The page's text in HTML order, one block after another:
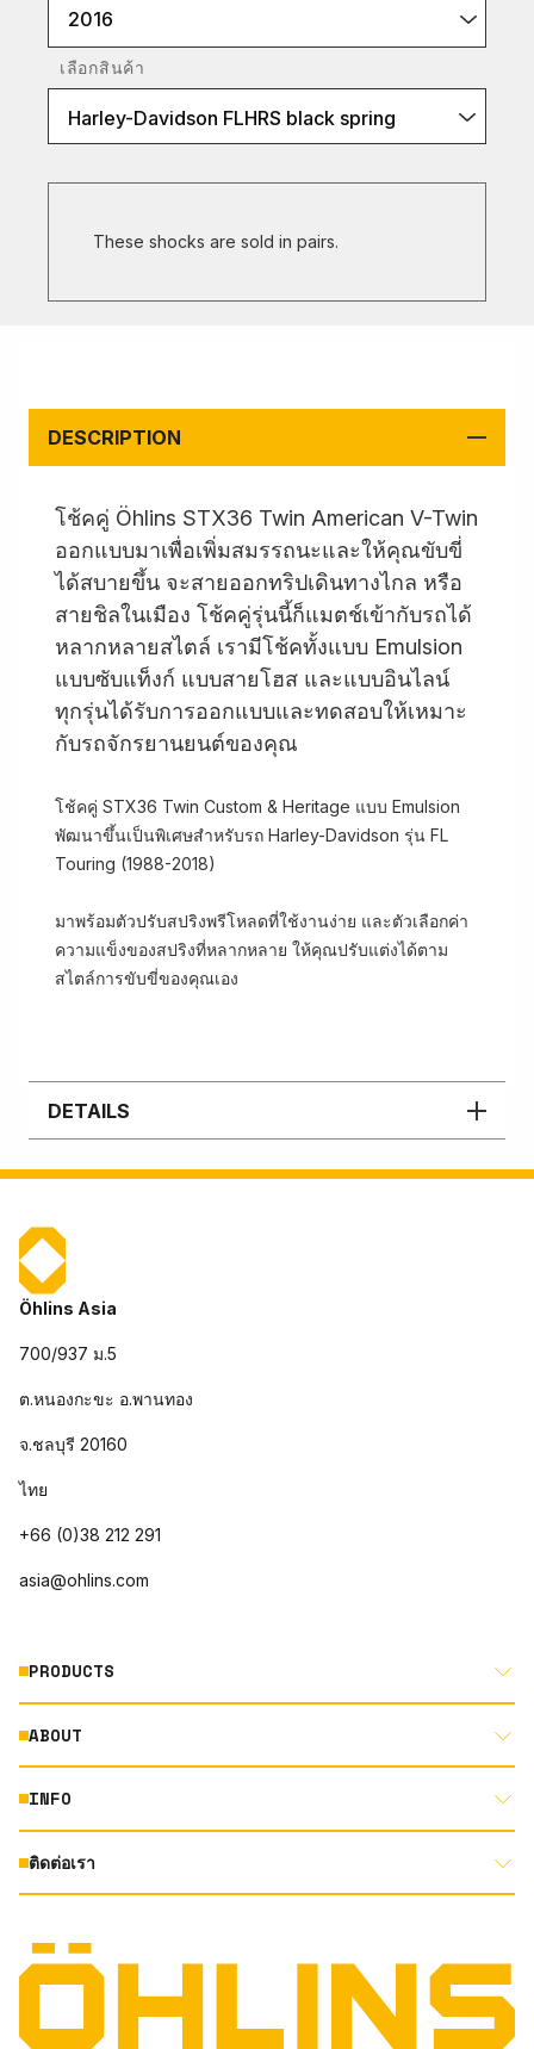
2016
เลือกสินค้า
Harley-Davidson FLHRS black spring
These shocks are sold in pairs.
DESCRIPTION
โช้คคู่ Öhlins STX36 Twin American V-Twin
ออกแบบมาเพื่อเพิ่มสมรรถนะและให้คุณขับขี่
ได้สบายขึ้น จะสายออกทริปเดินทางไกล หรือ
สายชิลในเมือง โช้คคู่รุ่นนี้ก็แมตช์เข้ากับรถได้
หลากหลายสไตล์ เรามีโช้คทั้งแบบ Emulsion
แบบซับแท็งก์ แบบสายโฮส และแบบอินไลน์
ทุกรุ่นได้รับการออกแบบและทดสอบให้เหมาะ
กับรถจักรยานยนต์ของคุณ
โช้คคู่ STX36 Twin Custom & Heritage แบบ Emulsion
พัฒนาขึ้นเป็นพิเศษสำหรับรถ Harley-Davidson รุ่น FL
Touring (1988-2018)
มาพร้อมตัวปรับสปริงพรีโหลดที่ใช้งานง่าย และตัวเลือกค่า
ความแข็งของสปริงที่หลากหลาย ให้คุณปรับแต่งได้ตาม
สไตล์การขับขี่ของคุณเอง
DETAILS
Öhlins Asia
700/937 ม.5
ต.หนองกะขะ อ.พานทอง
จ.ชลบุรี 20160
ไทย
+66 (0)38 212 291
asia@ohlins.com
PRODUCTS
MOTORCYCLE
AUTOMOTIVE
ABOUT
ABOUT US
RACING
TERMS AND CONDITIONS
PRIVACY STATEMENT
INFO
DOCUMENT LIBRARY
TECHNOLOGY
ORIGINAL EQUIPMENT
ติดต่อเรา
INSTAGRAM
FACEBOOK